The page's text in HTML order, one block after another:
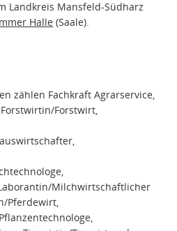
Landkreis Mansfeld-Südharz
Halle (Saale).
zählen Fachkraft Agrarservice,
Forstwirt,
Milchwirtschaftlicher
Pferdewirt,